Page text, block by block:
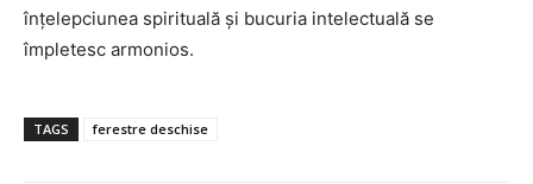
înțelepciunea spirituală și bucuria intelectuală se
împletesc armonios.
TAGS ferestre deschise